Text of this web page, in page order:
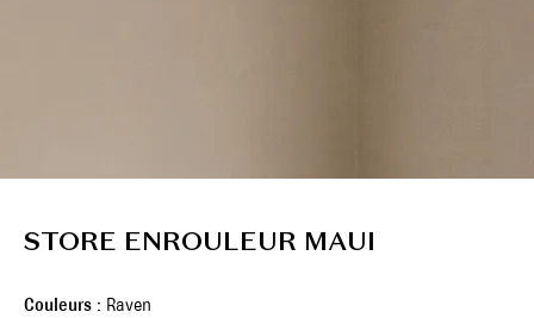
STORE ENROULEUR MAUI
Couleurs : Raven